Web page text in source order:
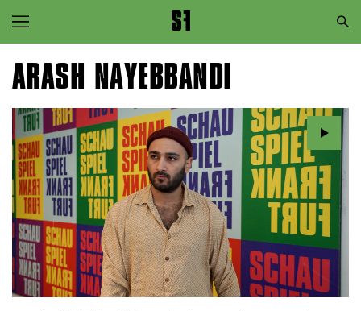
Zur Hauptnavigation springen
Zum Hauptinhalt springen
ARASH NAYEBBANDI